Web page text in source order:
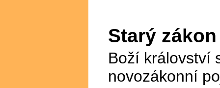
Starý zákon
Boží království
novozákonní